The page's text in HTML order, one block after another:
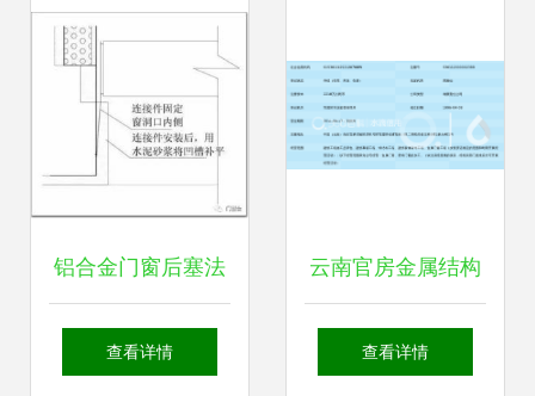
铝合金门窗后塞法
施工工艺详解
查看详情
云南官房金属结构
工程 专注金属门窗
查看详情